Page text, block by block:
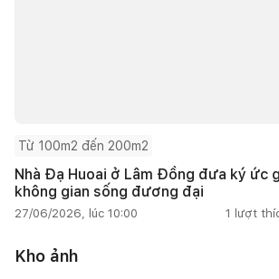
Từ 100m2 đến 200m2
Nhà Đạ Huoai ở Lâm Đồng đưa ký ức
không gian sống đương đại
27/06/2026, lúc 10:00 1 lượt
Kho ảnh